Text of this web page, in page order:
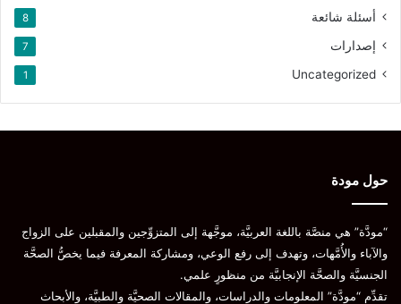
أسئلة شائعة 8
إصدارات 7
Uncategorized
1
حول مودة
“مودَّة” هي منصَّة باللغة العربيَّة، موجَّهة إلى المتزوِّجين والمقبلين على الزواج
والآباء والأُمَّهات، وتهدف إلى رفع الوعي، ومشاركة المعرفة فيما يخصُّ الصحَّة
الجنسيَّة والصحَّة الإنجابيَّة من منظورٍ علمي.
تقدِّم “مودَّة” المعلومات والدراسات، والمقالات الصحيَّة والطبيَّة، والأبحاث